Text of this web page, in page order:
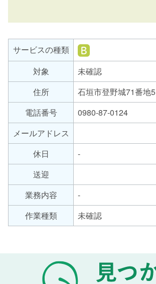
ー
ビ
の
種
サービスの種類
就
労
継
続
支
援
B
対象
未確認
住所
石垣市登野城71番地5
電話番号
0980-87-0124
メールアドレス
休日
-
送迎
業務内容
-
作業種類
未確認